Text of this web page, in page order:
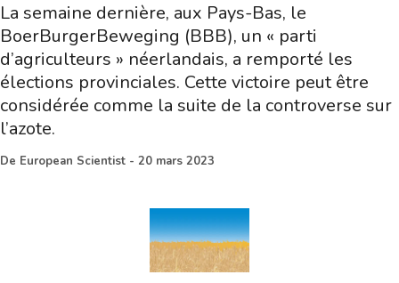
La semaine dernière, aux Pays-Bas, le
BoerBurgerBeweging (BBB), un « parti
d’agriculteurs » néerlandais, a remporté les
élections provinciales. Cette victoire peut être
considérée comme la suite de la controverse sur
l’azote.
De European Scientist - 20 mars 2023